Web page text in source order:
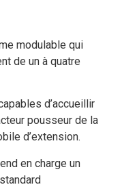
modulable qui
de un à quatre
d’accueillir
pousseur de la
d’extension.
en charge un